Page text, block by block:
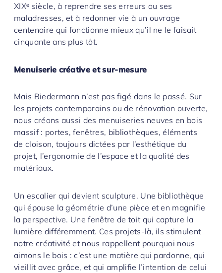
XIXᵉ siècle, à reprendre ses erreurs ou ses
maladresses, et à redonner vie à un ouvrage
centenaire qui fonctionne mieux qu’il ne le faisait
cinquante ans plus tôt.
Menuiserie créative et sur-mesure
Mais Biedermann n’est pas figé dans le passé. Sur
les projets contemporains ou de rénovation ouverte,
nous créons aussi des menuiseries neuves en bois
massif : portes, fenêtres, bibliothèques, éléments
de cloison, toujours dictées par l’esthétique du
projet, l’ergonomie de l’espace et la qualité des
matériaux.
Un escalier qui devient sculpture. Une bibliothèque
qui épouse la géométrie d’une pièce et en magnifie
la perspective. Une fenêtre de toit qui capture la
lumière différemment. Ces projets-là, ils stimulent
notre créativité et nous rappellent pourquoi nous
aimons le bois : c’est une matière qui pardonne, qui
vieillit avec grâce, et qui amplifie l’intention de celui